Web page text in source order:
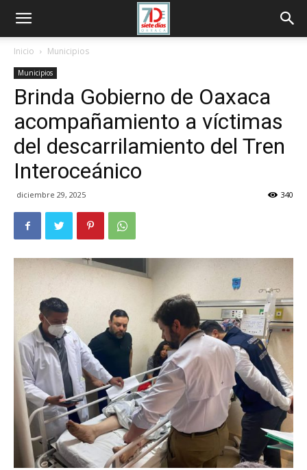
Inicio Municipios
Municipios
Brinda Gobierno de Oaxaca
acompañamiento a víctimas
del descarrilamiento del Tren
Interoceánico
diciembre 29, 2025 340